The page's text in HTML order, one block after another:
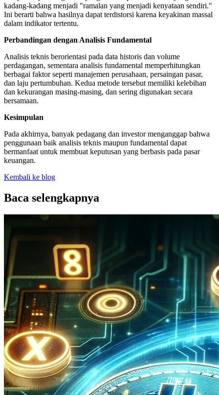
kadang-kadang menjadi "ramalan yang menjadi kenyataan sendiri."
Ini berarti bahwa hasilnya dapat terdistorsi karena keyakinan massal
dalam indikator tertentu.
Perbandingan dengan Analisis Fundamental
Analisis teknis berorientasi pada data historis dan volume
perdagangan, sementara analisis fundamental memperhitungkan
berbagai faktor seperti manajemen perusahaan, persaingan pasar,
dan laju pertumbuhan. Kedua metode tersebut memiliki kelebihan
dan kekurangan masing-masing, dan sering digunakan secara
bersamaan.
Kesimpulan
Pada akhirnya, banyak pedagang dan investor menganggap bahwa
penggunaan baik analisis teknis maupun fundamental dapat
bermanfaat untuk membuat keputusan yang berbasis pada pasar
keuangan.
Kembali ke blog
Baca selengkapnya